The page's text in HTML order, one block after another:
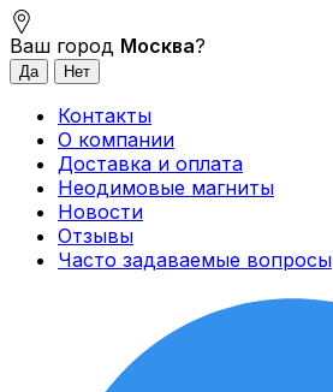
Ваш город Москва?
Контакты
О компании
Доставка и оплата
Неодимовые магниты
Новости
Отзывы
Часто задаваемые вопросы